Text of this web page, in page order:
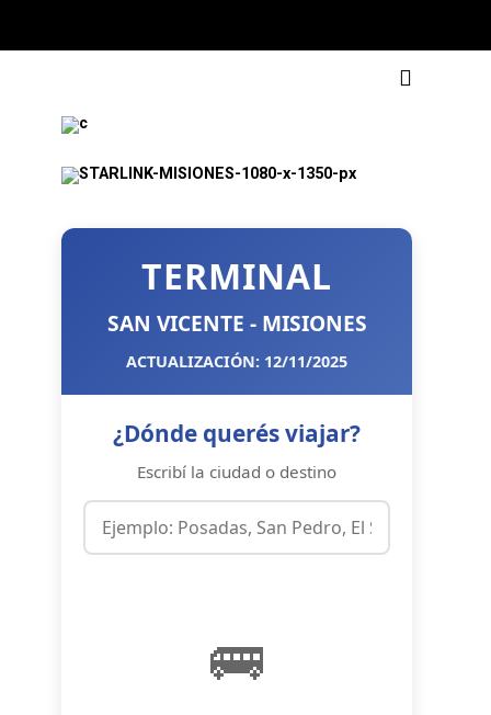
TERMINAL
SAN VICENTE - MISIONES
ACTUALIZACIÓN: 12/11/2025
¿Dónde querés viajar?
Escribí la ciudad o destino
🚌